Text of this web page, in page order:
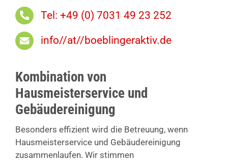
Tel: +49 (0) 7031 49 23 252
info//at//boeblingeraktiv.de
Kombination von
Hausmeisterservice und
Gebäudereinigung
Besonders effizient wird die Betreuung, wenn
Hausmeisterservice und Gebäudereinigung
zusammenlaufen. Wir stimmen